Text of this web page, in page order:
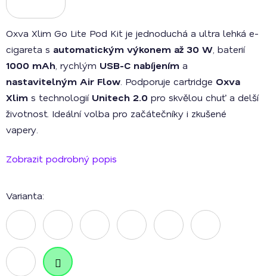
Oxva Xlim Go Lite Pod Kit je jednoduchá a ultra lehká e-
cigareta s automatickým výkonem až 30 W , baterií
1000 mAh , rychlým USB-C nabíjením a
nastavitelným Air Flow . Podporuje cartridge Oxva
Xlim s technologií Unitech 2.0 pro skvělou chuť a delší
životnost. Ideální volba pro začátečníky i zkušené
vapery.
Zobrazit podrobný popis
Varianta: